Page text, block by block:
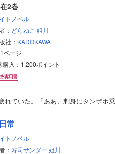
2巻
トノベル
： どらねこ 姐川
社： KADOKAWA
ページ
購入：1,200ポイント
れていた。「ああ、刺身にタンポ
常
トノベル
： 寿司サンダー 姐川